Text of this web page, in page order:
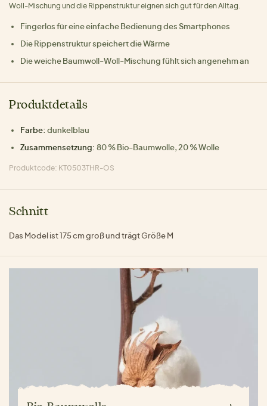
Woll-Mischung und die Rippenstruktur eignen sich gut für den Alltag.
Fingerlos für eine einfache Bedienung des Smartphones
Die Rippenstruktur speichert die Wärme
Die weiche Baumwoll-Woll-Mischung fühlt sich angenehm an
Produktdetails
Farbe: dunkelblau
Zusammensetzung: 80 % Bio-Baumwolle, 20 % Wolle
Produktcode: KT0503THR-OS
Schnitt
Das Model ist 175 cm groß und trägt Größe M